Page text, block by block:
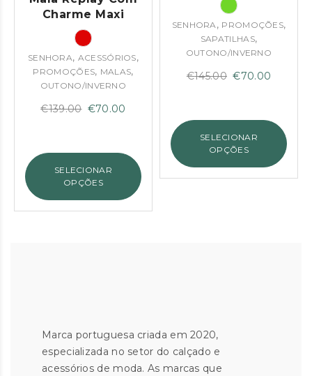
Charme Maxi
SENHORA, ACESSÓRIOS,
PROMOÇÕES, MALAS,
OUTONO/INVERNO
€139.00 O
€139.00.
€70.00
é:
€70.00.
SELECIONAR
OPÇÕES
SENHORA, PROMOÇÕES,
SAPATILHAS,
OUTONO/INVERNO
€145.00 O
€145.00.
€70.00
é:
€70.00.
SELECIONAR
OPÇÕES
Marca portuguesa criada em 2020,
especializada no setor do calçado e
acessórios de moda. As marcas que